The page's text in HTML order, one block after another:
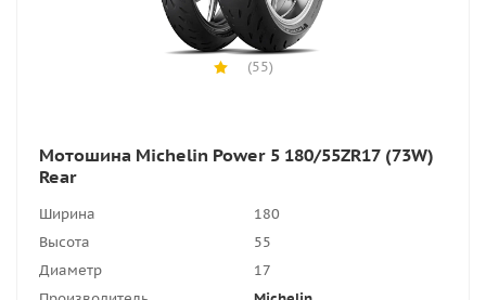
(55)
Мотошина Michelin Power 5 180/55ZR17 (73W)
Rear
Ширина
180
Высота
55
Диаметр
17